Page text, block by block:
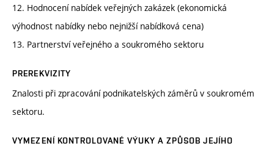
12. Hodnocení nabídek veřejných zakázek (ekonomická
výhodnost nabídky nebo nejnižší nabídková cena)
13. Partnerství veřejného a soukromého sektoru
PREREKVIZITY
Znalosti při zpracování podnikatelských záměrů v soukromém
sektoru.
VYMEZENÍ KONTROLOVANÉ VÝUKY A ZPŮSOB JEJÍHO